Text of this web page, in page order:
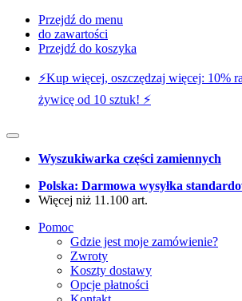
Przejdź do menu
do zawartości
Przejdź do koszyka
⚡️Kup więcej, oszczędzaj więcej: 10%
żywicę od 10 sztuk! ⚡️
Wyszukiwarka części zamiennych
Polska: Darmowa wysyłka
Więcej niż 11.100 art.
Pomoc
Gdzie jest moje zamówienie?
Zwroty
Koszty dostawy
Opcje płatności